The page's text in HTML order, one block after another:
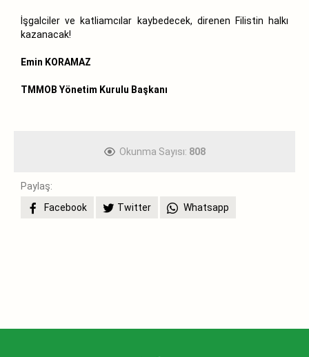
İşgalciler ve katliamcılar kaybedecek, direnen Filistin halkı
kazanacak!
Emin KORAMAZ
TMMOB Yönetim Kurulu Başkanı
Okunma Sayısı: 808
Paylaş:
Facebook
Twitter Whatsapp